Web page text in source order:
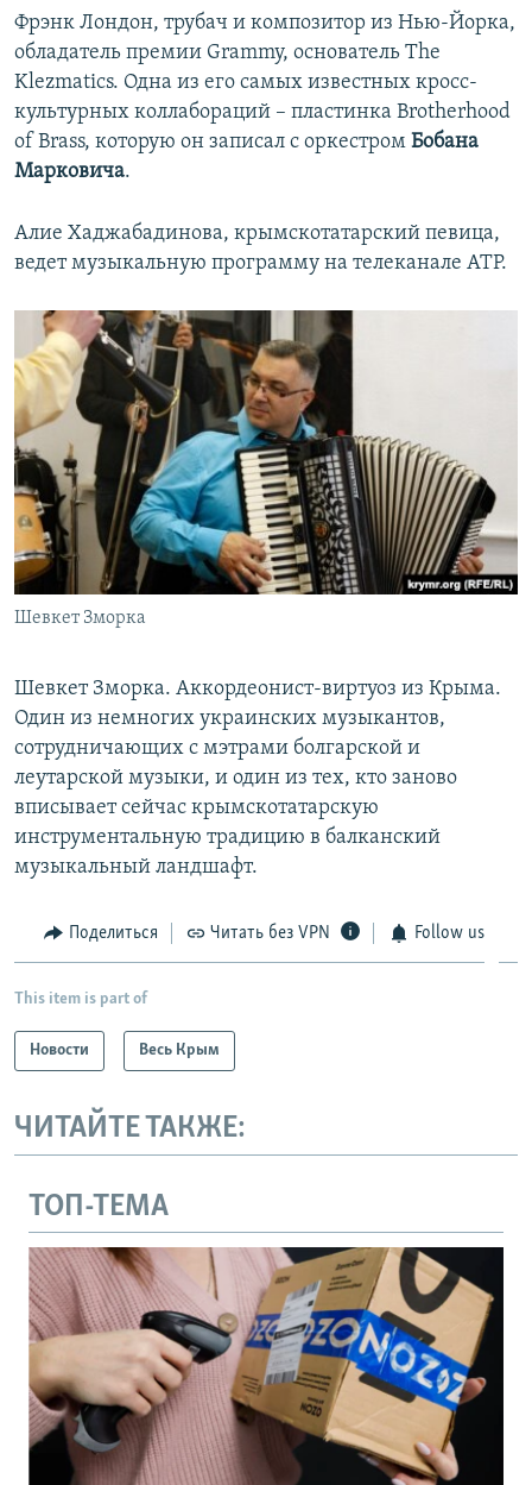
Фрэнк Лондон, трубач и композитор из Нью-Йорка,
обладатель премии Grammy, основатель The
Klezmatics. Одна из его самых известных кросс-
культурных коллабораций – пластинка Brotherhood
of Brass, которую он записал с оркестром Бобана
Марковича.
Алие Хаджабадинова, крымскотатарский певица,
ведет музыкальную программу на телеканале АТР.
Шевкет Зморка
Шевкет Зморка. Аккордеонист-виртуоз из Крыма.
Один из немногих украинских музыкантов,
сотрудничающих с мэтрами болгарской и
леутарской музыки, и один из тех, кто заново
вписывает сейчас крымскотатарскую
инструментальную традицию в балканский
музыкальный ландшафт.
Поделиться Читать без VPN Follow us
This item is part of
Новости Весь Крым
ЧИТАЙТЕ ТАКЖЕ:
ТОП-ТЕМА